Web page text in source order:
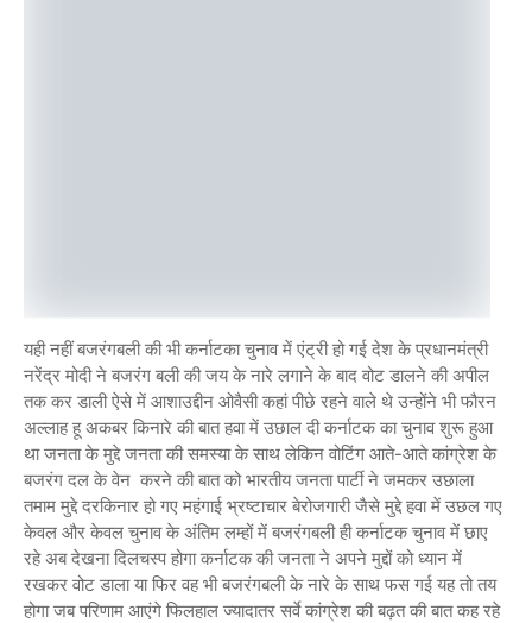
यही नहीं बजरंगबली की भी कर्नाटका चुनाव में एंट्री हो गई देश के प्रधानमंत्री
नरेंद्र मोदी ने बजरंग बली की जय के नारे लगाने के बाद वोट डालने की अपील
तक कर डाली ऐसे में आशाउद्दीन ओवैसी कहां पीछे रहने वाले थे उन्होंने भी फौरन
अल्लाह हू अकबर किनारे की बात हवा में उछाल दी कर्नाटक का चुनाव शुरू हुआ
था जनता के मुद्दे जनता की समस्या के साथ लेकिन वोटिंग आते-आते कांग्रेश के
बजरंग दल के वेन करने की बात को भारतीय जनता पार्टी ने जमकर उछाला
तमाम मुद्दे दरकिनार हो गए महंगाई भ्रष्टाचार बेरोजगारी जैसे मुद्दे हवा में उछल गए
केवल और केवल चुनाव के अंतिम लम्हों में बजरंगबली ही कर्नाटक चुनाव में छाए
रहे अब देखना दिलचस्प होगा कर्नाटक की जनता ने अपने मुद्दों को ध्यान में
रखकर वोट डाला या फिर वह भी बजरंगबली के नारे के साथ फस गई यह तो तय
होगा जब परिणाम आएंगे फिलहाल ज्यादातर सर्वे कांग्रेश की बढ़त की बात कह रहे